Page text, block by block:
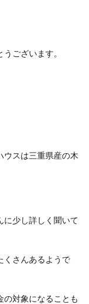
ございます。
ウスは三重県産の木
に少し詳しく聞いて
くさんあるようで
の対象になることも